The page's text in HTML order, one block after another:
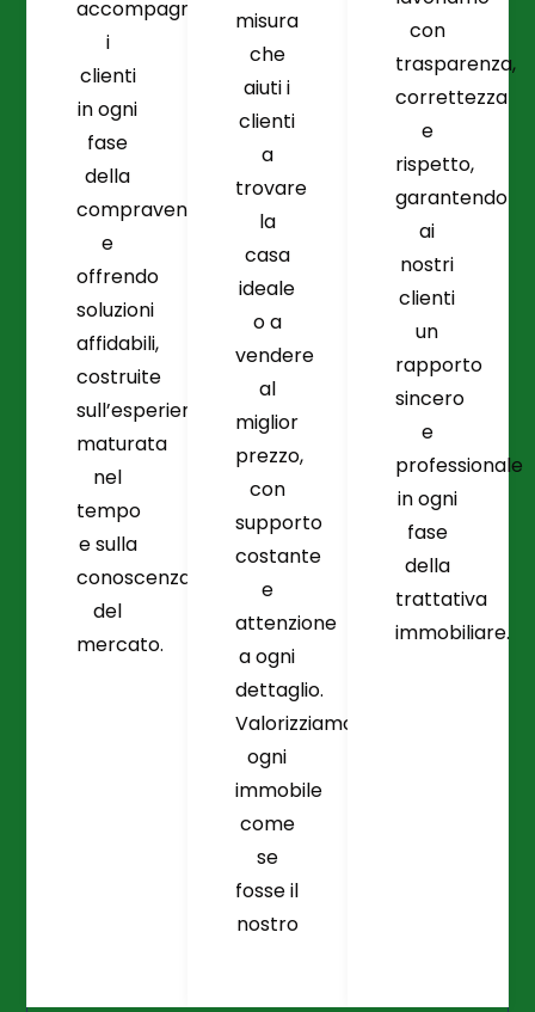
accompagnando
i
clienti
in ogni
fase
della
compravendita
e
offrendo
soluzioni
affidabili,
costruite
sull’esperienza
maturata
nel
tempo
e sulla
conoscenza
del
mercato.
misura
che
aiuti i
clienti
a
trovare
la
casa
ideale
o a
vendere
al
miglior
prezzo,
con
supporto
costante
e
attenzione
a ogni
dettaglio.
Valorizziamo
ogni
immobile
come
se
fosse il
nostro
con
trasparenza,
correttezza
e
rispetto,
garantendo
ai
nostri
clienti
un
rapporto
sincero
e
professionale
in ogni
fase
della
trattativa
immobiliare.